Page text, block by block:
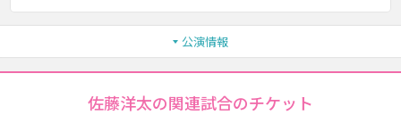
公演情報
佐藤洋太の関連試合のチケット